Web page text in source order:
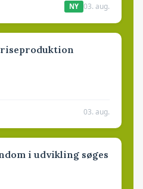
NY 03. aug.
03. aug.
i udvikling søges